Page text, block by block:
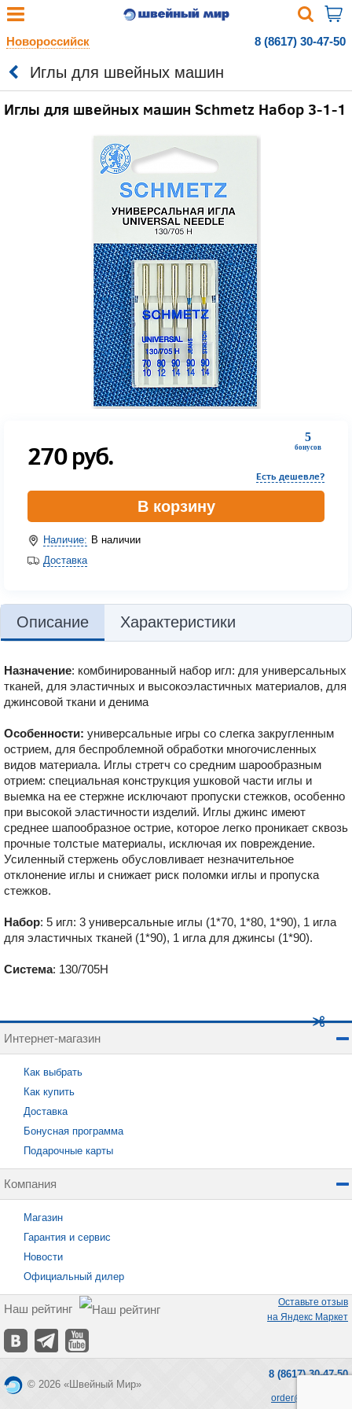
Новороссийск 8 (8617) 30-47-50
Иглы для швейных машин
Иглы для швейных машин Schmetz Набор 3-1-1
5
бонусов
270руб.
Есть дешевле?
В корзину
Наличие: В наличии
Доставка
Описание Характеристики
Назначение: комбинированный набор игл: для универсальных
тканей, для эластичных и высокоэластичных материалов, для
джинсовой ткани и денима
Особенности: универсальные игры со слегка закругленным
острием, для беспроблемной обработки многочисленных
видов материала. Иглы стретч со средним шарообразным
отрием: специальная конструкция ушковой части иглы и
выемка на ее стержне исключают пропуски стежков, особенно
при высокой эластичности изделий. Иглы джинс имеют
среднее шапообразное острие, которое легко проникает сквозь
прочные толстые материалы, исключая их повреждение.
Усиленный стержень обусловливает незначительное
отклонение иглы и снижает риск поломки иглы и пропуска
стежков.
Набор: 5 игл: 3 универсальные иглы (1*70, 1*80, 1*90), 1 игла
для эластичных тканей (1*90), 1 игла для джинсы (1*90).
Система: 130/705H
Интернет-магазин
Как выбрать
Как купить
Доставка
Бонусная программа
Подарочные карты
Компания
Магазин
Гарантия и сервис
Новости
Официальный дилер
Наш рейтинг
Оставьте отзыв
на Яндекс Маркет
© 2026 «Швейный Мир»
8 (8617) 30-47-50
order@seworld.ru